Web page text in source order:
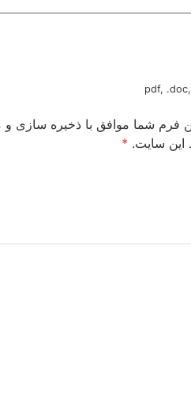
فرم شما موافق با ذخیره سازی و
این سایت. *